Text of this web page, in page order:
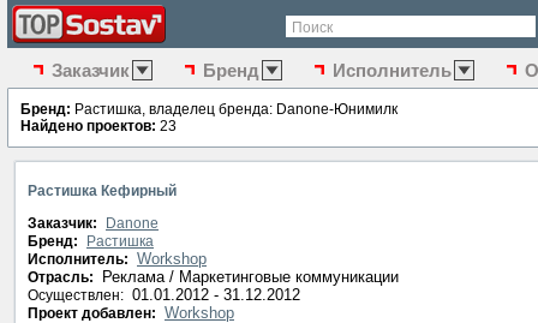
Поиск
Заказчик Бренд Исполнитель
Бренд: Растишка, владелец бренда: Danone-Юнимилк
Найдено проектов: 23
Растишка Кефирный
Заказчик:
Danone
Бренд:
Растишка
Исполнитель: Workshop
Отрасль: Реклама / Маркетинговые коммуникации
Осуществлен: 01.01.2012 - 31.12.2012
Проект добавлен: Workshop